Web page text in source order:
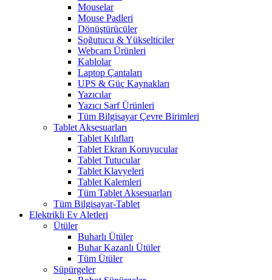
Mouselar
Mouse Padleri
Dönüştürücüler
Soğutucu & Yükselticiler
Webcam Ürünleri
Kablolar
Laptop Çantaları
UPS & Güç Kaynakları
Yazıcılar
Yazıcı Sarf Ürünleri
Tüm Bilgisayar Çevre Birimleri
Tablet Aksesuarları
Tablet Kılıfları
Tablet Ekran Koruyucular
Tablet Tutucular
Tablet Klavyeleri
Tablet Kalemleri
Tüm Tablet Aksesuarları
Tüm Bilgisayar-Tablet
Elektrikli Ev Aletleri
Ütüler
Buharlı Ütüler
Buhar Kazanlı Ütüler
Tüm Ütüler
Süpürgeler